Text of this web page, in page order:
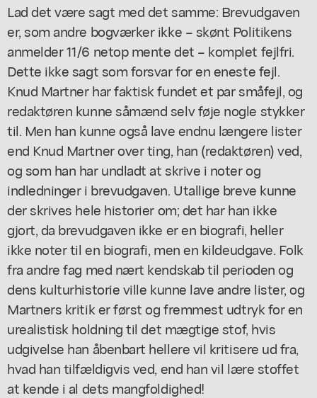
Lad det være sagt med det samme: Brevudgaven
er, som andre bogværker ikke – skønt Politikens
anmelder 11/6 netop mente det – komplet fejlfri.
Dette ikke sagt som forsvar for en eneste fejl.
Knud Martner har faktisk fundet et par småfejl, og
redaktøren kunne såmænd selv føje nogle stykker
til. Men han kunne også lave endnu længere lister
end Knud Martner over ting, han (redaktøren) ved,
og som han har undladt at skrive i noter og
indledninger i brevudgaven. Utallige breve kunne
der skrives hele historier om; det har han ikke
gjort, da brevudgaven ikke er en biografi, heller
ikke noter til en biografi, men en kildeudgave. Folk
fra andre fag med nært kendskab til perioden og
dens kulturhistorie ville kunne lave andre lister, og
Martners kritik er først og fremmest udtryk for en
urealistisk holdning til det mægtige stof, hvis
udgivelse han åbenbart hellere vil kritisere ud fra,
hvad han tilfældigvis ved, end han vil lære stoffet
at kende i al dets mangfoldighed!